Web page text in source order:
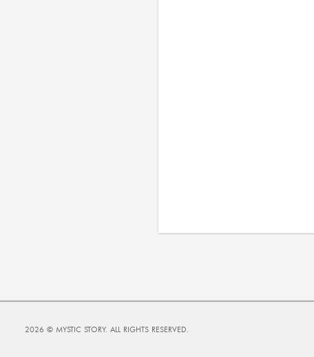
2026 © MYSTIC STORY. ALL RIGHTS RESERVED.